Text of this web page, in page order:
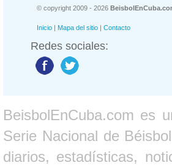
© copyright 2009 - 2026
Inicio | Mapa del sitio | Contacto
Redes sociales:
BeisbolEnCuba.com es
Serie Nacional de
diarios, estadísticas,